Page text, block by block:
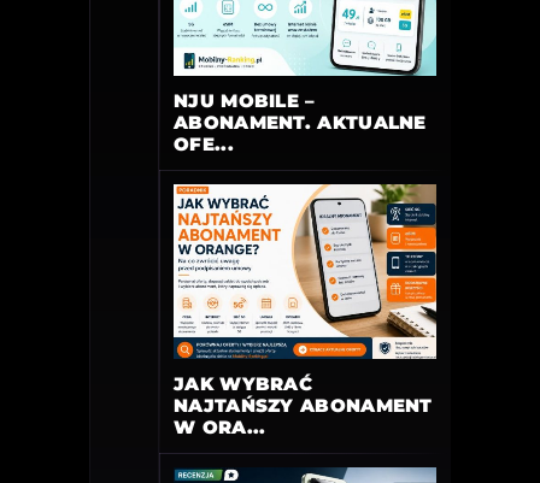
NJU MOBILE –
ABONAMENT. AKTUALNE
OFE...
JAK WYBRAĆ
NAJTAŃSZY ABONAMENT
W ORA...